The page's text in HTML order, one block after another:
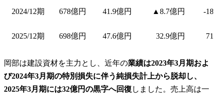
2024/12期 678億円 41.9億円 ▲8.7億円 -
2025/12期 698億円 47.6億円 32.9億円
岡部は建設資材を主力とし、近年の業績は2023年3月期およ
び2024年3月期の特別損失に伴う純損失計上から脱却し、
2025年3月期には32億円の黒字へ回復 しました。売上高は一